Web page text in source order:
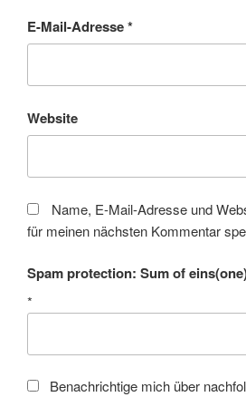
E-Mail-Adresse*
Website
Name, E-Mail-Adresse und
für meinen nächsten Kommentar
Spam protection: Sum of
*
Benachrichtige mich über